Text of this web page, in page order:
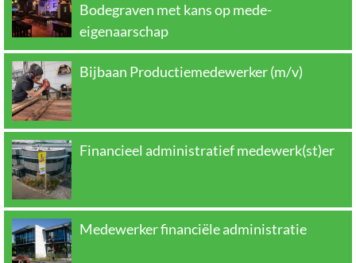
Bodegraven met kans op mede-
eigenaarschap
Bijbaan Productiemedewerker (m/v)
Financieel administratief medewerk(st)er
Medewerker financiële administratie